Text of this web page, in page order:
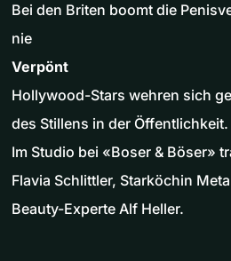
Bei den Briten boomt die
nie
Verpönt
Hollywood-Stars wehren sich
des Stillens in der Öffentlichkeit.
Im Studio bei «Boser & Böser»
Flavia Schlittler, Starköchin
Beauty-Experte Alf Heller.